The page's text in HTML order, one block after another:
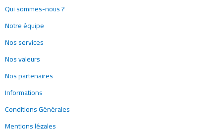
Qui sommes-nous ?
Notre équipe
Nos services
Nos valeurs
Nos partenaires
Informations
Conditions Générales
Mentions légales